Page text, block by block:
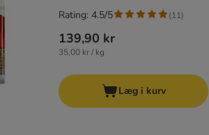
139,90 kr
35,00 kr / kg
Rating: 4.5/5 (11)
Læg i kurv